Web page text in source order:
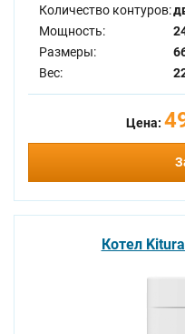
Количество контуров:
Мощность:
Размеры:
Вес:
Цена:
Котел